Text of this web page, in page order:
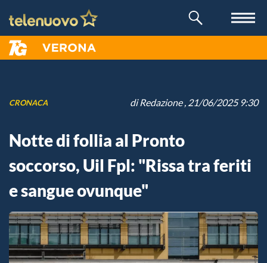
CRONACA diRedazione, 21/06/2025 9:30
Notte di follia al Pronto
soccorso, Uil Fpl: "Rissa tra feriti
e sangue ovunque"